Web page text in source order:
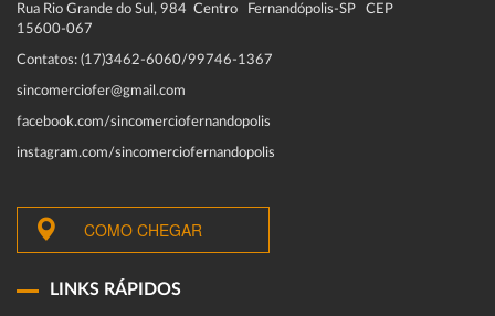
Rua Rio Grande do Sul, 984 Centro Fernandópolis-SP CEP
15600-067
Contatos: (17)3462-6060/99746-1367
sincomerciofer@gmail.com
facebook.com/sincomerciofernandopolis
instagram.com/sincomerciofernandopolis
COMO CHEGAR
LINKS RÁPIDOS